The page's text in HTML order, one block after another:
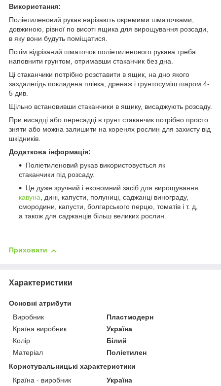
Використання:
Поліетиленовий рукав нарізають окремими шматочками,
довжиною, рівної по висоті ящика для вирощування розсади,
в яку вони будуть поміщатися.
Потім відрізаний шматочок поліетиленового рукава треба
наповнити грунтом, отримавши стаканчик без дна.
Ці стаканчики потрібно розставити в ящик, на дно якого
заздалегідь покладена плівка, дренаж і грунтосуміш шаром 4-
5 див.
Щільно встановивши стаканчики в ящику, висаджують розсаду.
При висадці або пересадці в грунт стаканчик потрібно просто
зняти або можна залишити на коренях рослин для захисту від
шкідників.
Додаткова інформація:
Поліетиленовий рукав використовується як
стаканчики під розсаду.
Це дуже зручний і економний засіб для вирощування
кавуна, дині, капусти, полуниці, саджанці винограду,
смородини, капусти, болгарського перцю, томатів і т. д,
а також для саджанців більш великих рослин.
Приховати
Характеристики
Основні атрибути
Виробник
Пластмодерн
Країна виробник
Україна
Колір
Білий
Матеріал
Поліетилен
Користувальницькі характеристики
Країна - виробник
Україна